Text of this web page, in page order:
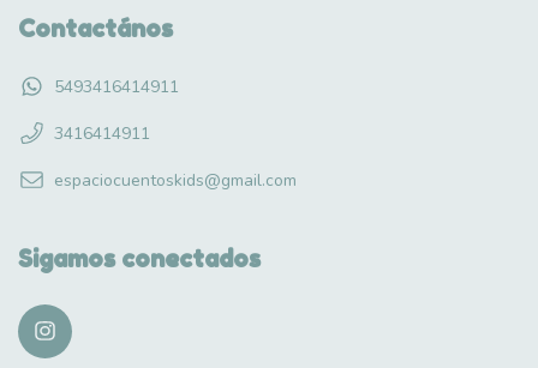
Contactános
5493416414911
3416414911
espaciocuentoskids@gmail.com
Sigamos conectados